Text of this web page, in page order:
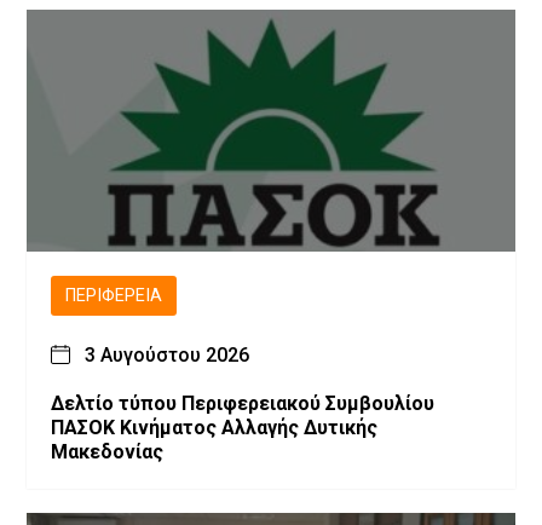
ΠΕΡΙΦΈΡΕΙΑ
3 Αυγούστου 2026
Δελτίο τύπου Περιφερειακού Συμβουλίου
ΠΑΣΟΚ Κινήματος Αλλαγής Δυτικής
Μακεδονίας